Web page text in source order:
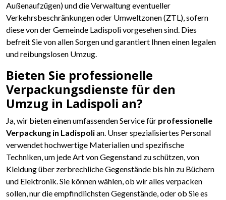
Außenaufzügen) und die Verwaltung eventueller
Verkehrsbeschränkungen oder Umweltzonen (ZTL), sofern
diese von der Gemeinde Ladispoli vorgesehen sind. Dies
befreit Sie von allen Sorgen und garantiert Ihnen einen legalen
und reibungslosen Umzug.
Bieten Sie professionelle
Verpackungsdienste für den
Umzug in Ladispoli an?
Ja, wir bieten einen umfassenden Service für professionelle
Verpackung in Ladispolian. Unser spezialisiertes Personal
verwendet hochwertige Materialien und spezifische
Techniken, um jede Art von Gegenstand zu schützen, von
Kleidung über zerbrechliche Gegenstände bis hin zu Büchern
und Elektronik. Sie können wählen, ob wir alles verpacken
sollen, nur die empfindlichsten Gegenstände, oder ob Sie es